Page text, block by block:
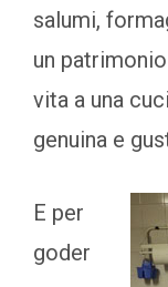
salumi,
un
vita a una
genuina e
E per
goder